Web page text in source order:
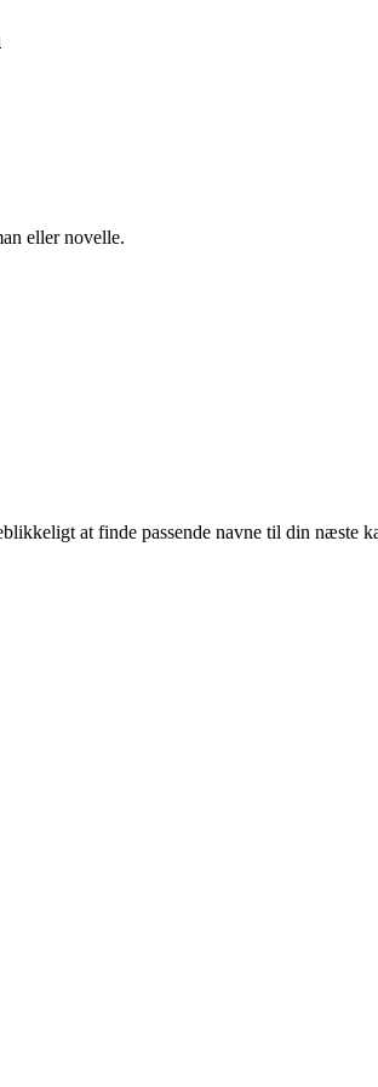
eller novelle.
at finde passende navne til din næste